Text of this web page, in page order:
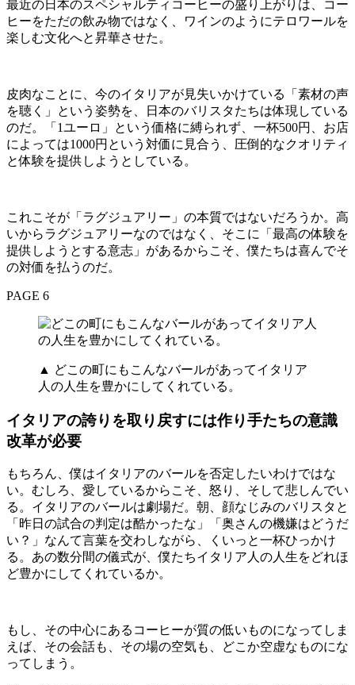
最近の日本のスペシャルティコーヒーの盛り上がりは、コー
ヒーをただの飲み物ではなく、ワインのようにテロワールを
楽しむ文化へと昇華させた。
皮肉なことに、今のイタリアが見失いかけている「素材の声
を聴く」という姿勢を、日本のバリスタたちは体現している
のだ。「1ユーロ」という価格に縛られず、一杯500円、お店
によっては1000円という対価に見合う、圧倒的なクオリティ
と体験を提供しようとしている。
これこそが「ラグジュアリー」の本質ではないだろうか。高
いからラグジュアリーなのではなく、そこに「最高の体験を
提供しようとする意志」があるからこそ、僕たちは喜んでそ
の対価を払うのだ。
PAGE 6
▲ どこの町にもこんなバールがあってイタリア
人の人生を豊かにしてくれている。
イタリアの誇りを取り戻すには作り手たちの意識
改革が必要
もちろん、僕はイタリアのバールを否定したいわけではな
い。むしろ、愛しているからこそ、怒り、そして悲しんでい
る。イタリアのバールは劇場だ。朝、顔なじみのバリスタと
「昨日の試合の判定は酷かったな」「奥さんの機嫌はどうだ
い？」なんて言葉を交わしながら、くいっと一杯ひっかけ
る。あの数分間の儀式が、僕たちイタリア人の人生をどれほ
ど豊かにしてくれているか。
もし、その中心にあるコーヒーが質の低いものになってしま
えば、その会話も、その場の空気も、どこか空虚なものにな
ってしまう。